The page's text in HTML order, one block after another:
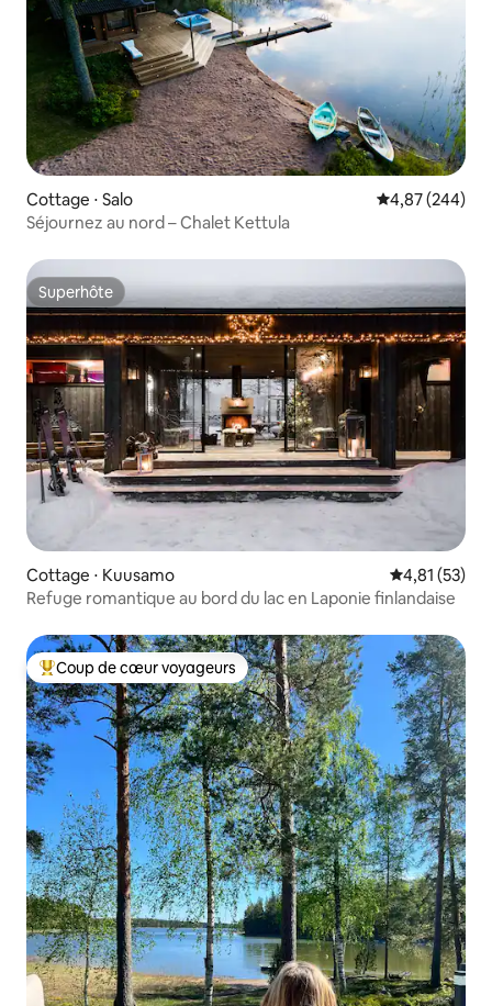
Cottage ⋅ Salo Évaluation
4,87 (244)
Séjournez au nord – Chalet Kettula
Superhôte
Superhôte
Cottage ⋅ Kuusamo Évaluation
4,81 (53)
Refuge romantique au bord du lac en Laponie finlandaise
Coups de cœur voyageurs les plus appréciés
Coup de cœur voyageurs